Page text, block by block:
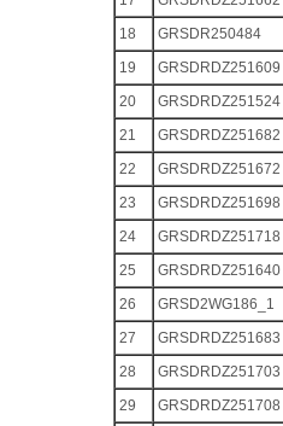
18
GRSDR250484
19
GRSDRDZ251609
20
GRSDRDZ251524
21
GRSDRDZ251682
22
GRSDRDZ251672
23
GRSDRDZ251698
24
GRSDRDZ251718
25
GRSDRDZ251640
26
GRSD2WG186_1
27
GRSDRDZ251683
28
GRSDRDZ251703
29
GRSDRDZ251708